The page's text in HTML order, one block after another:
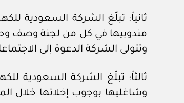
ثانياً: تبلّغ الشركة السعودية
وتتولى الشركة الدعوة إلى
ثالثاً: تبلّغ الشركة السعودية